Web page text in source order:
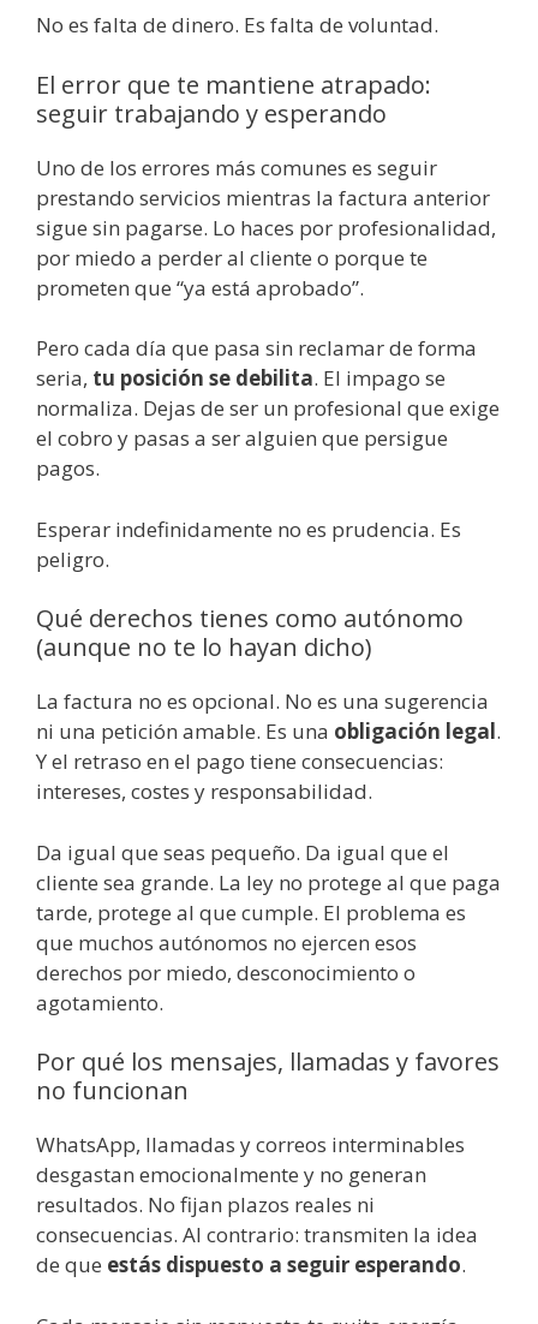
No es falta de dinero. Es falta de voluntad.
El error que te mantiene atrapado:
seguir trabajando y esperando
Uno de los errores más comunes es seguir
prestando servicios mientras la factura anterior
sigue sin pagarse. Lo haces por profesionalidad,
por miedo a perder al cliente o porque te
prometen que “ya está aprobado”.
Pero cada día que pasa sin reclamar de forma
seria, tu posición se debilita. El impago se
normaliza. Dejas de ser un profesional que exige
el cobro y pasas a ser alguien que persigue
pagos.
Esperar indefinidamente no es prudencia. Es
peligro.
Qué derechos tienes como autónomo
(aunque no te lo hayan dicho)
La factura no es opcional. No es una sugerencia
ni una petición amable. Es una obligación legal.
Y el retraso en el pago tiene consecuencias:
intereses, costes y responsabilidad.
Da igual que seas pequeño. Da igual que el
cliente sea grande. La ley no protege al que paga
tarde, protege al que cumple. El problema es
que muchos autónomos no ejercen esos
derechos por miedo, desconocimiento o
agotamiento.
Por qué los mensajes, llamadas y favores
no funcionan
WhatsApp, llamadas y correos interminables
desgastan emocionalmente y no generan
resultados. No fijan plazos reales ni
consecuencias. Al contrario: transmiten la idea
de que estás dispuesto a seguir esperando.